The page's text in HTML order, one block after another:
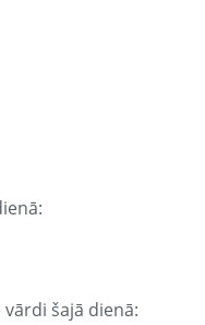
šajā dienā: